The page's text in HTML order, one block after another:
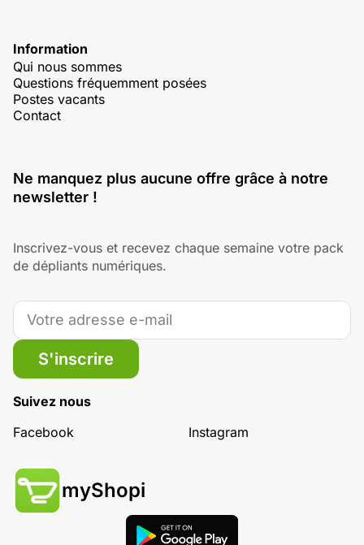
Information
Qui nous sommes
Questions fréquemment posées
Postes vacants
Contact
Ne manquez plus aucune offre grâce à notre
newsletter !
Inscrivez-vous et recevez chaque semaine votre pack
de dépliants numériques.
S'inscrire
Suivez nous
Facebook
Instagram
myShopi